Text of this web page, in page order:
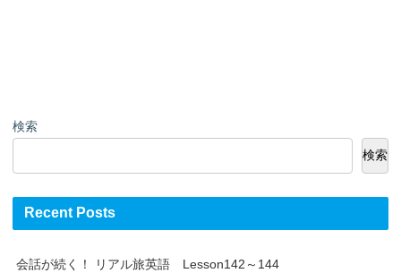
検索
検索
Recent Posts
会話が続く！ リアル旅英語 Lesson142～144